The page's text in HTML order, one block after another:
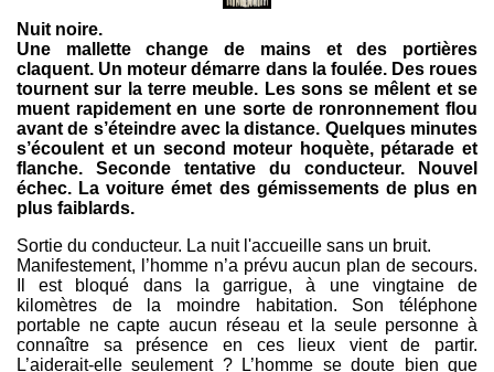
Nuit noire.
Une mallette change de mains et des portières
claquent. Un moteur démarre dans la foulée. Des roues
tournent sur la terre meuble. Les sons se mêlent et se
muent rapidement en une sorte de ronronnement flou
avant de s’éteindre avec la distance. Quelques minutes
s’écoulent et un second moteur hoquète, pétarade et
flanche. Seconde tentative du conducteur. Nouvel
échec. La voiture émet des gémissements de plus en
plus faiblards.
Sortie du conducteur. La nuit l'accueille sans un bruit.
Manifestement, l’homme n’a prévu aucun plan de secours.
Il est bloqué dans la garrigue, à une vingtaine de
kilomètres de la moindre habitation. Son téléphone
portable ne capte aucun réseau et la seule personne à
connaître sa présence en ces lieux vient de partir.
L’aiderait-elle seulement ? L’homme se doute bien que